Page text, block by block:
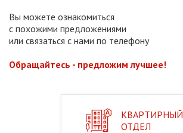
Вы можете ознакомиться
с похожими предложениями
или связаться с нами по телефону
Обращайтесь - предложим лучшее!
КВАРТИРНЫЙ
ОТДЕЛ